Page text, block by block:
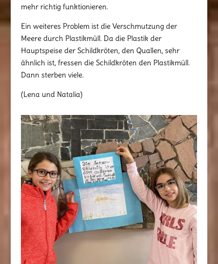
mehr richtig funktionieren.
Ein weiteres Problem ist die Verschmutzung der
Meere durch Plastikmüll. Da die Plastik der
Hauptspeise der Schildkröten, den Quallen, sehr
ähnlich ist, fressen die Schildkröten den Plastikmüll.
Dann sterben viele.
(Lena und Natalia)